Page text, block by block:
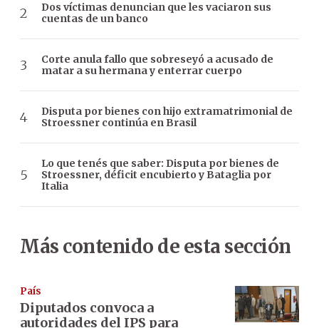
Dos víctimas denuncian que les vaciaron sus
cuentas de un banco
Corte anula fallo que sobreseyó a acusado de
matar a su hermana y enterrar cuerpo
Disputa por bienes con hijo extramatrimonial de
Stroessner continúa en Brasil
Lo que tenés que saber: Disputa por bienes de
Stroessner, déficit encubierto y Bataglia por
Italia
Más contenido de esta sección
País
Diputados convoca a
autoridades del IPS para